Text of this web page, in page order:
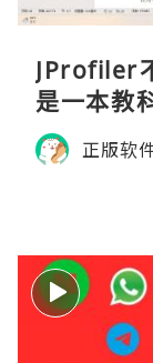
JProfiler
是一本教
M的内存
理。通过
正版软